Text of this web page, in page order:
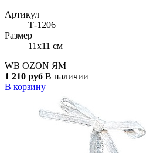
Артикул
Т-1206
Размер
11x11 см
WB OZON ЯМ
1 210 руб В наличии
В корзину